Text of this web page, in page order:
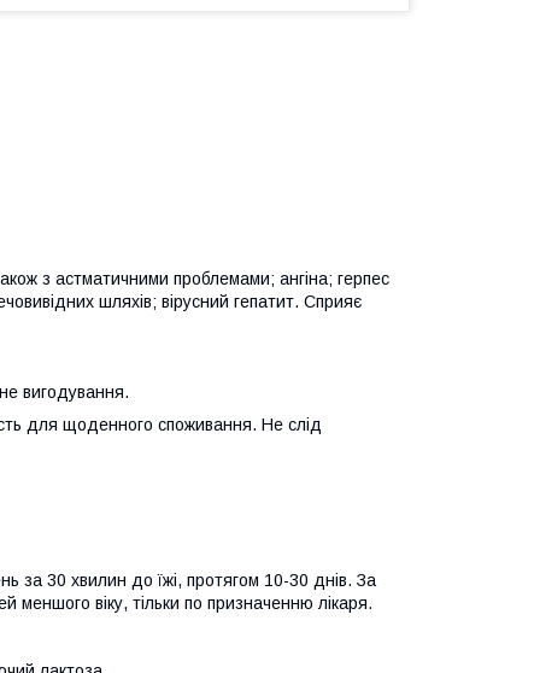
з астматичними проблемами; ангіна; герпес
шляхів; вірусний гепатит. Сприяє
вигодування.
для щоденного споживання. Не слід
за 30 хвилин до їжі, протягом 10-30 днів. За
меншого віку, тільки по призначенню лікаря.